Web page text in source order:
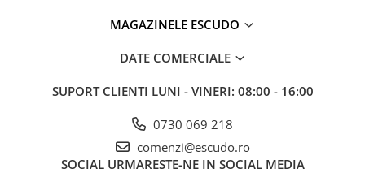
MAGAZINELE ESCUDO
DATE COMERCIALE
SUPORT CLIENTI LUNI - VINERI: 08:00 - 16:00
0730 069 218
comenzi@escudo.ro
SOCIAL URMARESTE-NE IN SOCIAL MEDIA